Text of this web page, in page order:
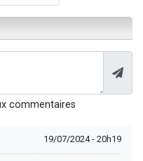
commentaires
19/07/2024 - 20h19